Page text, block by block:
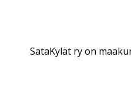
SataKylät ry on